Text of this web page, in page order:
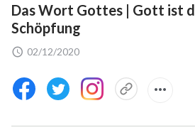
Das Wort Gottes | Gott ist
Schöpfung
02/12/2020